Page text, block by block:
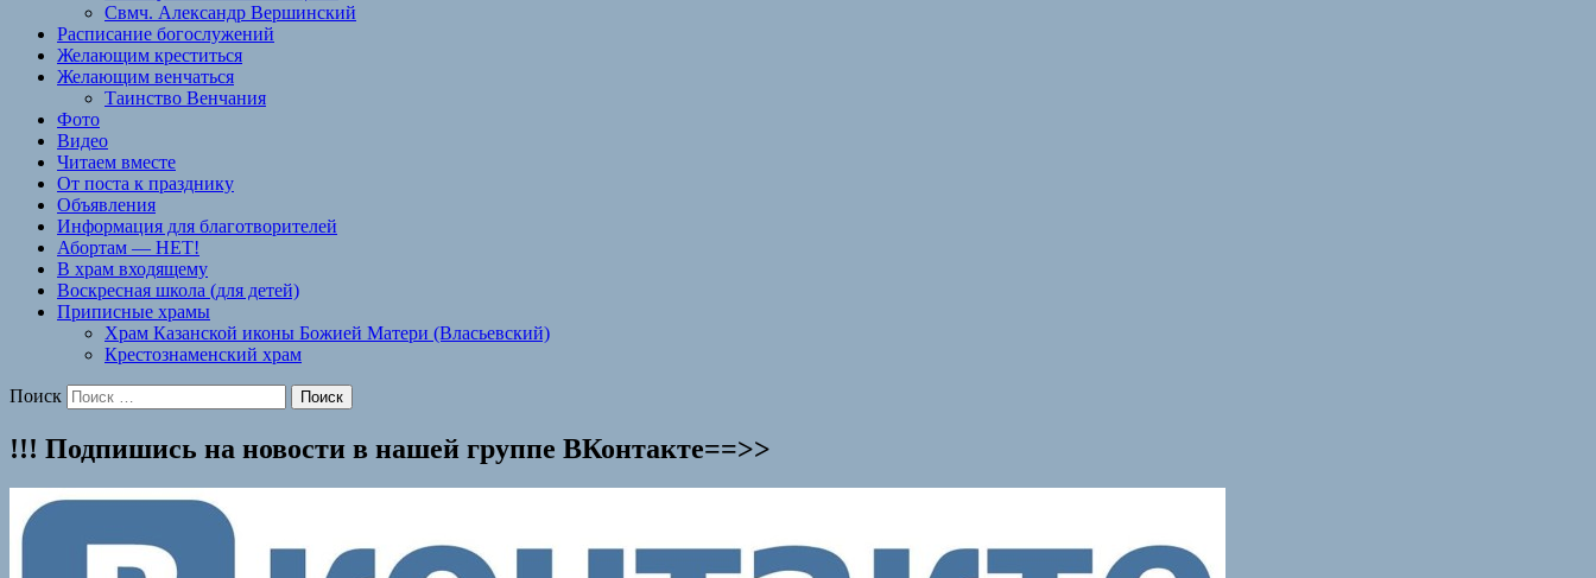
Свмч. Александр Вершинский
Расписание богослужений
Желающим креститься
Желающим венчаться
Таинство Венчания
Фото
Видео
Читаем вместе
От поста к празднику
Объявления
Информация для благотворителей
Абортам — НЕТ!
В храм входящему
Воскресная школа (для детей)
Приписные храмы
Храм Казанской иконы Божией Матери (Власьевский)
Крестознаменский храм
Поиск
!!! Подпишись на новости в нашей группe ВКонтакте==>>